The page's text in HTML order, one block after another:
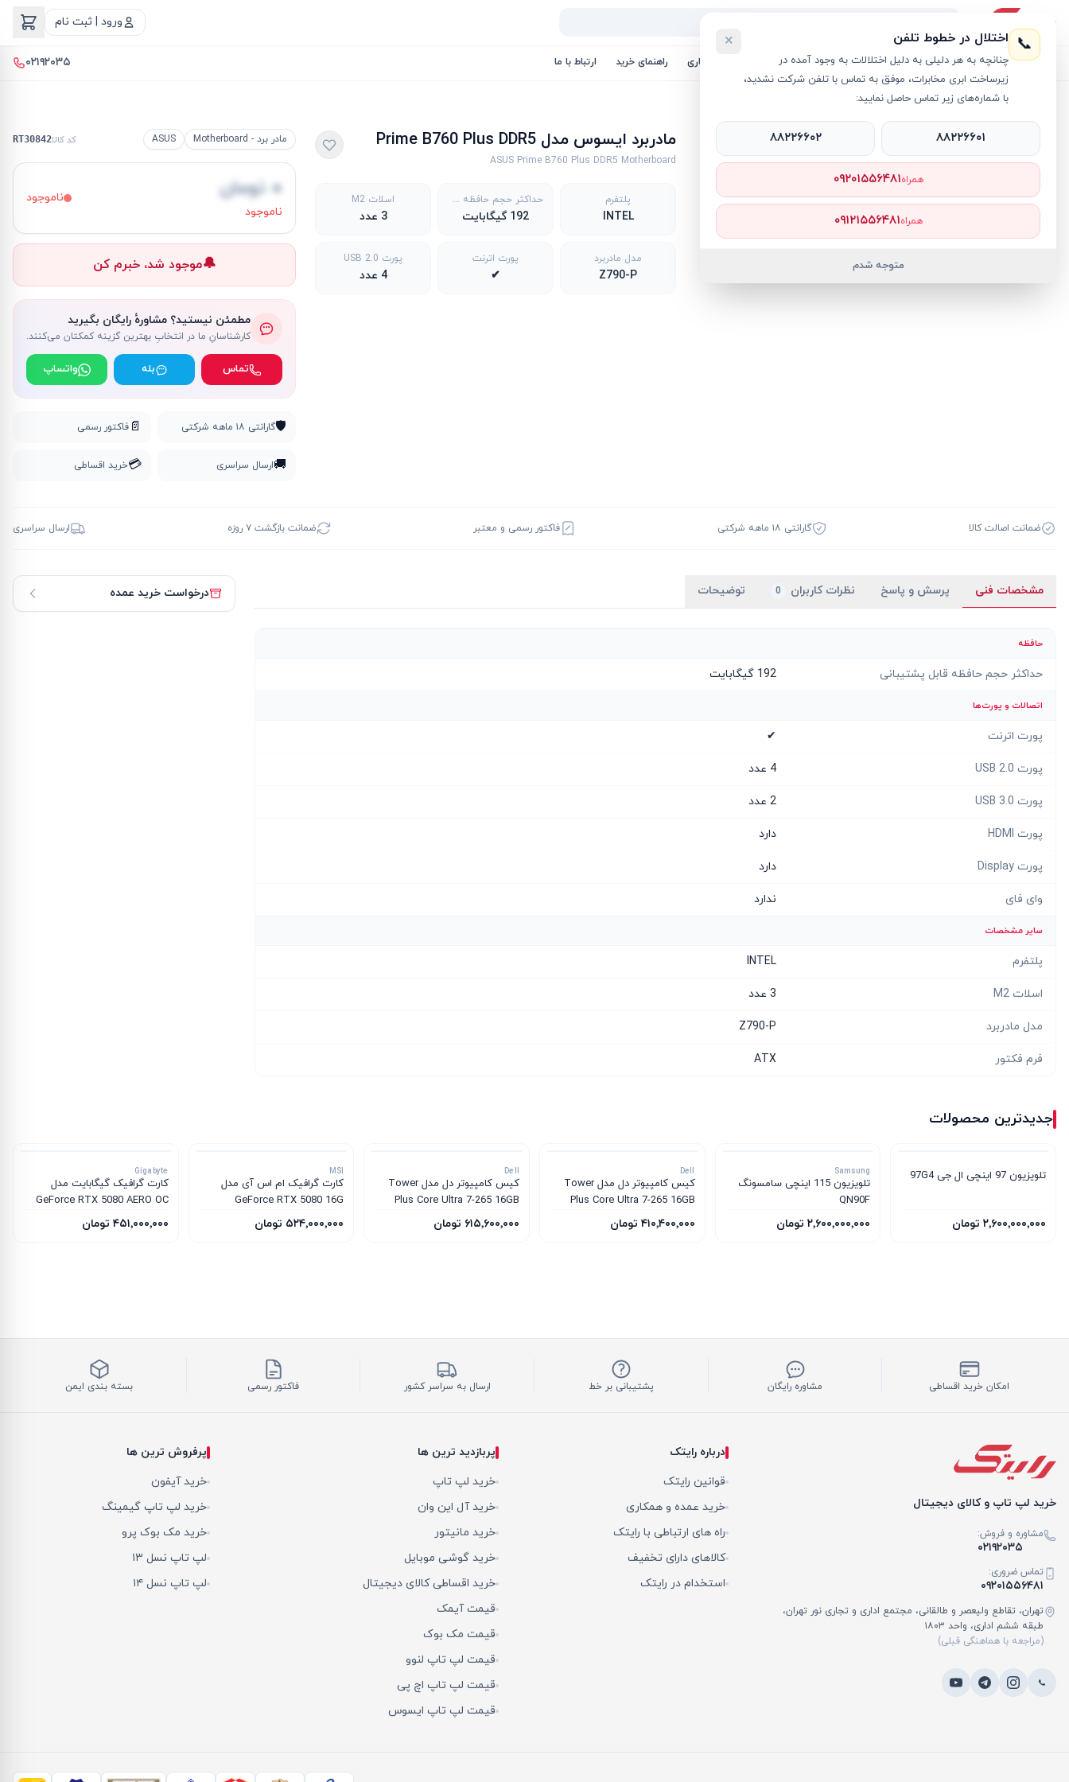
ورود | ثبت نام
لیست محصولات خرید اقساطی خرید سازمانی فروش عمده و همکاری راهنمای خرید ارتباط با ما ۰۲۱۹۲۰۳۵
مادر برد - Motherboard مادربرد ایسوس مدل Prime B760 Plus DDR5
مادر برد - Motherboard ASUS کد کالاRT30842
۰ تومان
ناموجود
ناموجود
🔔موجود شد، خبرم کن
مطمئن نیستید؟ مشاورهٔ رایگان بگیرید
کارشناسانِ ما در انتخابِ بهترین گزینه کمکتان می‌کنند.
تماس بله واتساپ
🛡️گارانتی ۱۸ ماهه شرکتی 📄 فاکتور رسمی
🚚ارسال سراسری 💳خرید اقساطی
مادربرد ایسوس مدل Prime B760 Plus DDR5
ASUS Prime B760 Plus DDR5 Motherboard
پلتفرم
INTEL
حداکثر حجم حافظه قابل پشتیبانی
192 گیگابایت
اسلات M2
3 عدد
مدل مادربرد
Z790-P
پورت اترنت
✔
پورت USB 2.0
4 عدد
ضمانت اصالت کالا گارانتی ۱۸ ماهه شرکتی فاکتور رسمی و معتبر ضمانت بازگشت ۷ روزه ارسال سراسری
مشخصات فنی پرسش و پاسخ نظرات کاربران 0 توضیحات
حافظه
حداکثر حجم حافظه قابل پشتیبانی 192 گیگابایت
اتصالات و پورت‌ها
پورت اترنت ✔
پورت USB 2.0 4 عدد
پورت USB 3.0 2 عدد
پورت HDMI دارد
پورت Display دارد
وای فای ندارد
سایر مشخصات
پلتفرم INTEL
اسلات M2 3 عدد
مدل مادربرد Z790-P
فرم فکتور ATX
درخواست خرید عمده
جدیدترین محصولات
تلویزیون 97 اینچی ال جی 97G4
۲٬۶۰۰٬۰۰۰٬۰۰۰ تومان
Samsung
تلویزیون 115 اینچی سامسونگ
QN90F
۲٬۶۰۰٬۰۰۰٬۰۰۰ تومان
Dell
کیس کامپیوتر دل مدل Tower
Plus Core Ultra 7-265 16GB
1TB SSD 8GB RTX 5060
۴۱۰٬۴۰۰٬۰۰۰ تومان
Dell
کیس کامپیوتر دل مدل Tower
Plus Core Ultra 7-265 16GB
1TB SSD 12GB RTX 5070
۶۱۵٬۶۰۰٬۰۰۰ تومان
MSI
کارت گرافیک ام‌ اس‌ آی مدل
GeForce RTX 5080 16G
INSPIRE 3X OC
۵۲۴٬۰۰۰٬۰۰۰ تومان
Gigabyte
کارت گرافیک گیگابایت مدل
GeForce RTX 5080 AERO OC
SFF 16G
۴۵۱٬۰۰۰٬۰۰۰ تومان
امکان خرید اقساطی مشاوره رایگان پشتیبانی بر خط ارسال به سراسر کشور فاکتور رسمی بسته بندی ایمن
خرید لپ تاپ و کالای دیجیتال
مشاوره و فروش:
۰۲۱۹۲۰۳۵
تماس ضروری:
۰۹۲۰۱۵۵۶۴۸۱
تهران، تقاطع ولیعصر و طالقانی، مجتمع اداری و تجاری نور تهران،
طبقه ششم اداری، واحد ۱۸۰۳
(مراجعه با هماهنگی قبلی)
درباره رایتک
قوانین رایتک
خرید عمده و همکاری
راه های ارتباطی با رایتک
کالاهای دارای تخفیف
استخدام در رایتک
پربازدید ترین ها
خرید لپ تاپ
خرید آل این وان
خرید مانیتور
خرید گوشی موبایل
خرید اقساطی کالای دیجیتال
قیمت آیمک
قیمت مک بوک
قیمت لپ تاپ لنوو
قیمت لپ تاپ اچ پی
قیمت لپ تاپ ایسوس
پرفروش ترین ها
خرید آیفون
خرید لپ تاپ گیمینگ
خرید مک بوک پرو
لپ تاپ نسل ۱۳
لپ تاپ نسل ۱۴
📞 اختلال در خطوط تلفن
چنانچه به هر دلیلی به دلیل اختلالات به وجود آمده در
زیرساخت ابری مخابرات، موفق به تماس با تلفن شرکت نشدید،
با شماره‌های زیر تماس حاصل نمایید:
×
۸۸۲۲۶۶۰۱ ۸۸۲۲۶۶۰۲
همراه۰۹۲۰۱۵۵۶۴۸۱
همراه۰۹۱۲۱۵۵۶۴۸۱
متوجه شدم